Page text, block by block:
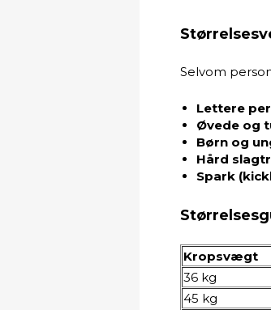
Selvom
Lettere
Øvede og
Børn og
Hård
Spark
Kropsvægt
36 kg
45 kg